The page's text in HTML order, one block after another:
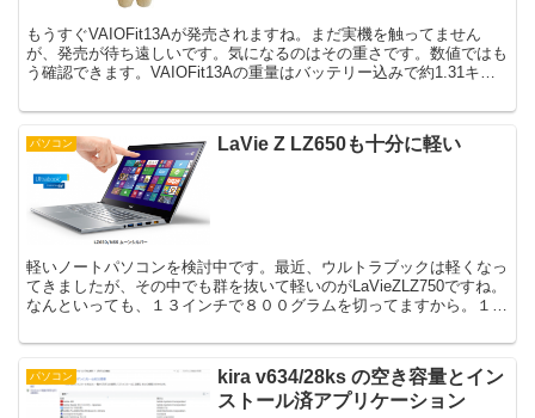
もうすぐVAIOFit13Aが発売されますね。まだ実機を触ってません
が、発売が待ち遠しいです。気になるのはその重さです。数値ではも
う確認できます。VAIOFit13Aの重量はバッテリー込みで約1.31キロ
パソコン LaVie Z LZ650も十分に軽い
軽いノートパソコンを検討中です。最近、ウルトラブックは軽くなっ
てきましたが、その中でも群を抜いて軽いのがLaVieZLZ750ですね。
なんといっても、１３インチで８００グラムを切ってますから。１．
パソコン
kira v634/28ks の空き容量とイン
ストール済アプリケーション